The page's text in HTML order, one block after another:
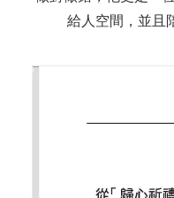
給人空間，並且